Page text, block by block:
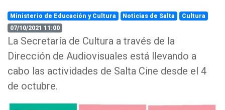
Ministerio de Educación y Cultura Noticias de Salta
Cultura
07/10/2021 11:00
La Secretaría de Cultura a través de la
Dirección de Audiovisuales está llevando a
cabo las actividades de Salta Cine desde el 4
de octubre.